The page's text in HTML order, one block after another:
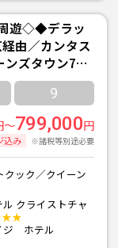
遊◇◆デラッ
由／カンタス
ズタウン7日
9
～799,000円
込み ※諸税等別途必要
ック／クイーン
ル クライストチャ
ジ ホテル